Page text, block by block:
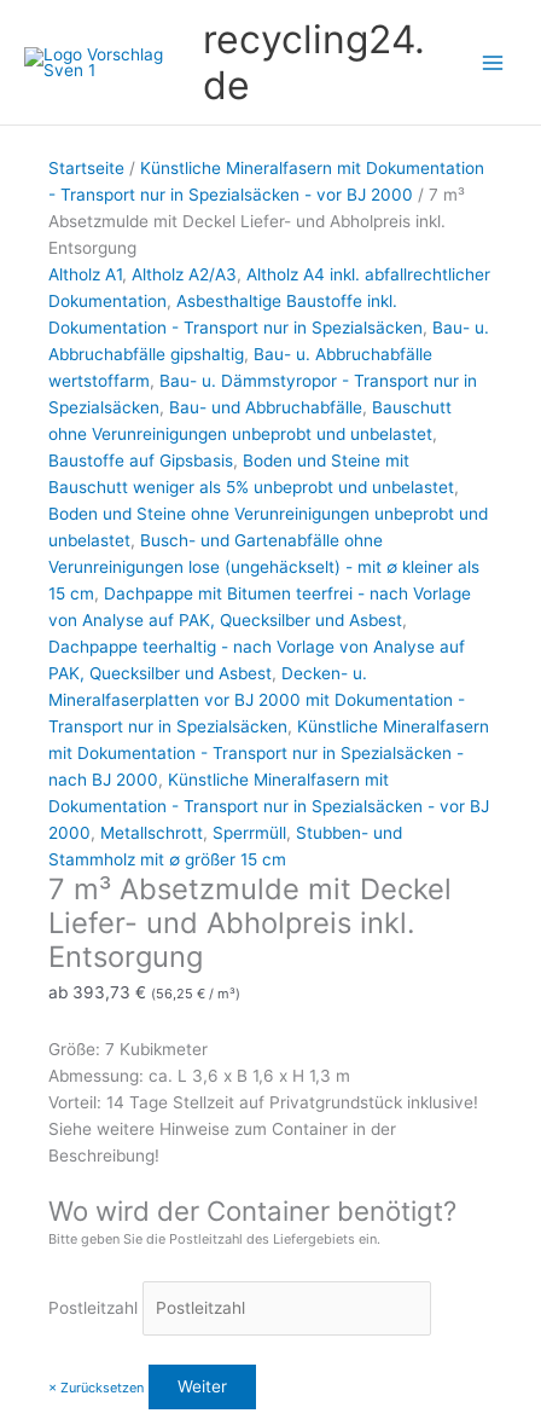
springen
recycling24.
de
Startseite / Künstliche Mineralfasern mit Dokumentation
- Transport nur in Spezialsäcken - vor BJ 2000 / 7 m³
Absetzmulde mit Deckel Liefer- und Abholpreis inkl.
Entsorgung
Altholz A1, Altholz A2/A3, Altholz A4 inkl. abfallrechtlicher
Dokumentation, Asbesthaltige Baustoffe inkl.
Dokumentation - Transport nur in Spezialsäcken, Bau- u.
Abbruchabfälle gipshaltig, Bau- u. Abbruchabfälle
wertstoffarm, Bau- u. Dämmstyropor - Transport nur in
Spezialsäcken, Bau- und Abbruchabfälle, Bauschutt
ohne Verunreinigungen unbeprobt und unbelastet,
Baustoffe auf Gipsbasis, Boden und Steine mit
Bauschutt weniger als 5% unbeprobt und unbelastet,
Boden und Steine ohne Verunreinigungen unbeprobt und
unbelastet, Busch- und Gartenabfälle ohne
Verunreinigungen lose (ungehäckselt) - mit ∅ kleiner als
15 cm, Dachpappe mit Bitumen teerfrei - nach Vorlage
von Analyse auf PAK, Quecksilber und Asbest,
Dachpappe teerhaltig - nach Vorlage von Analyse auf
PAK, Quecksilber und Asbest, Decken- u.
Mineralfaserplatten vor BJ 2000 mit Dokumentation -
Transport nur in Spezialsäcken, Künstliche Mineralfasern
mit Dokumentation - Transport nur in Spezialsäcken -
nach BJ 2000, Künstliche Mineralfasern mit
Dokumentation - Transport nur in Spezialsäcken - vor BJ
2000, Metallschrott, Sperrmüll, Stubben- und
Stammholz mit ∅ größer 15 cm
7 m³ Absetzmulde mit Deckel
Liefer- und Abholpreis inkl.
Entsorgung
ab 393,73 € (56,25 € / m³)
Größe: 7 Kubikmeter
Abmessung: ca. L 3,6 x B 1,6 x H 1,3 m
Vorteil: 14 Tage Stellzeit auf Privatgrundstück inklusive!
Siehe weitere Hinweise zum Container in der
Beschreibung!
Wo wird der Container benötigt?
Bitte geben Sie die Postleitzahl des Liefergebiets ein.
Postleitzahl
× Zurücksetzen